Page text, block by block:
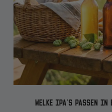
WELKE IPA’S PASSEN IN